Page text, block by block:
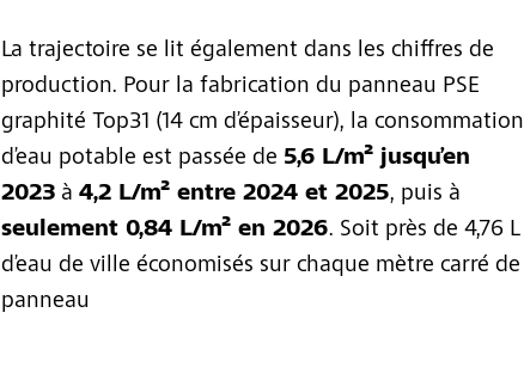
La trajectoire se lit également dans les chiffres de
production. Pour la fabrication du panneau PSE
graphité Top31 (14 cm d’épaisseur), la consommation
d’eau potable est passée de 5,6 L/m² jusqu’en
2023 à 4,2 L/m² entre 2024 et 2025, puis à
seulement 0,84 L/m² en 2026. Soit près de 4,76 L
d’eau de ville économisés sur chaque mètre carré de
panneau